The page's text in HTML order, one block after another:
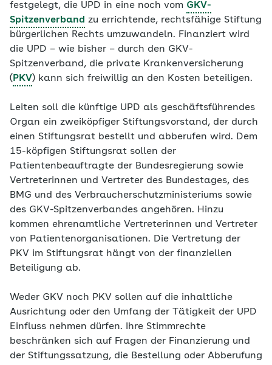
festgelegt, die UPD in eine noch vom GKV-
Spitzenverband zu errichtende, rechtsfähige Stiftung
bürgerlichen Rechts umzuwandeln. Finanziert wird
die UPD – wie bisher – durch den GKV-
Spitzenverband, die private Krankenversicherung
( PKV) kann sich freiwillig an den Kosten beteiligen.
Leiten soll die künftige UPD als geschäftsführendes
Organ ein zweiköpfiger Stiftungsvorstand, der durch
einen Stiftungsrat bestellt und abberufen wird. Dem
15-köpfigen Stiftungsrat sollen der
Patientenbeauftragte der Bundesregierung sowie
Vertreterinnen und Vertreter des Bundestages, des
BMG und des Verbraucherschutzministeriums sowie
des GKV-Spitzenverbandes angehören. Hinzu
kommen ehrenamtliche Vertreterinnen und Vertreter
von Patientenorganisationen. Die Vertretung der
PKV im Stiftungsrat hängt von der finanziellen
Beteiligung ab.
Weder GKV noch PKV sollen auf die inhaltliche
Ausrichtung oder den Umfang der Tätigkeit der UPD
Einfluss nehmen dürfen. Ihre Stimmrechte
beschränken sich auf Fragen der Finanzierung und
der Stiftungssatzung, die Bestellung oder Abberufung